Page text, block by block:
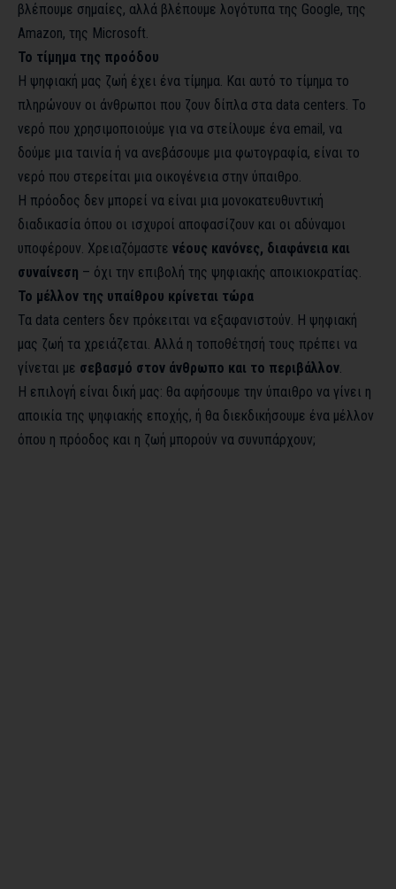
βλέπουμε σημαίες, αλλά βλέπουμε λογότυπα της Google, της
Amazon, της Microsoft.
Το τίμημα της προόδου
H ψηφιακή μας ζωή έχει ένα τίμημα. Και αυτό το τίμημα το
πληρώνουν οι άνθρωποι που ζουν δίπλα στα data centers. Το
νερό που χρησιμοποιούμε για να στείλουμε ένα email, να
δούμε μια ταινία ή να ανεβάσουμε μια φωτογραφία, είναι το
νερό που στερείται μια οικογένεια στην ύπαιθρο.
Η πρόοδος δεν μπορεί να είναι μια μονοκατευθυντική
διαδικασία όπου οι ισχυροί αποφασίζουν και οι αδύναμοι
υποφέρουν. Χρειαζόμαστε νέους κανόνες, διαφάνεια και
συναίνεση – όχι την επιβολή της ψηφιακής αποικιοκρατίας.
Το μέλλον της υπαίθρου κρίνεται τώρα
Τα data centers δεν πρόκειται να εξαφανιστούν. Η ψηφιακή
μας ζωή τα χρειάζεται. Αλλά η τοποθέτησή τους πρέπει να
γίνεται με σεβασμό στον άνθρωπο και το περιβάλλον.
Η επιλογή είναι δική μας: θα αφήσουμε την ύπαιθρο να γίνει η
αποικία της ψηφιακής εποχής, ή θα διεκδικήσουμε ένα μέλλον
όπου η πρόοδος και η ζωή μπορούν να συνυπάρχουν;